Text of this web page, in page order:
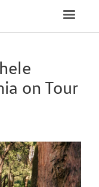
VÆRKSTED
BRUGTE BILER
TILBEHØR
Toggle
on Tour